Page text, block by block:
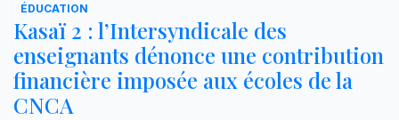
ÉDUCATION
Kasaï 2 : l’Intersyndicale des
enseignants dénonce une contribution
financière imposée aux écoles de la
CNCA